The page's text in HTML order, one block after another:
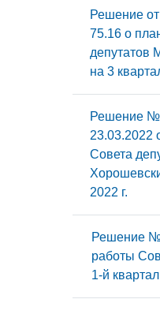
Решение
75.16 о
депутатов
на 3
Решение №
23.03.2022
Совета
2022 г.
Решение №
работы
1-й